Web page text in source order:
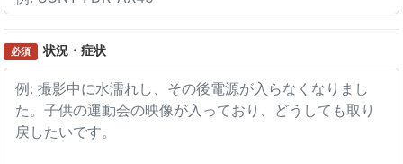
必須 状況・症状